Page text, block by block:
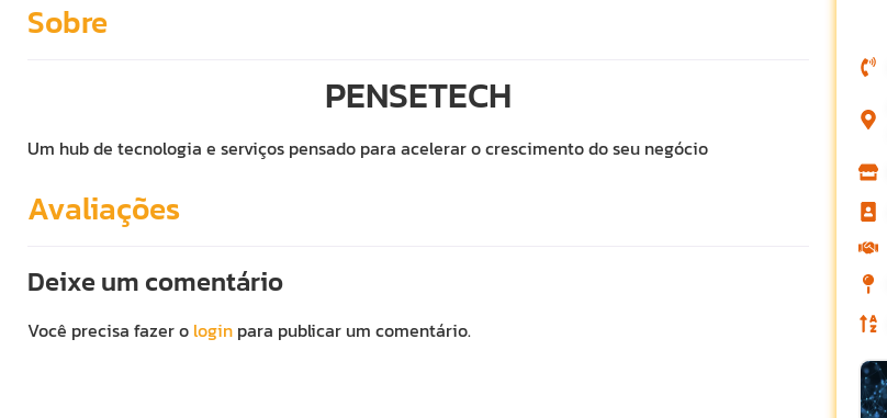
Sobre
PENSETECH
Um hub de tecnologia e serviços pensado para acelerar o crescimento do seu negócio
Avaliações
Deixe um comentário
Você precisa fazer o login para publicar um comentário.